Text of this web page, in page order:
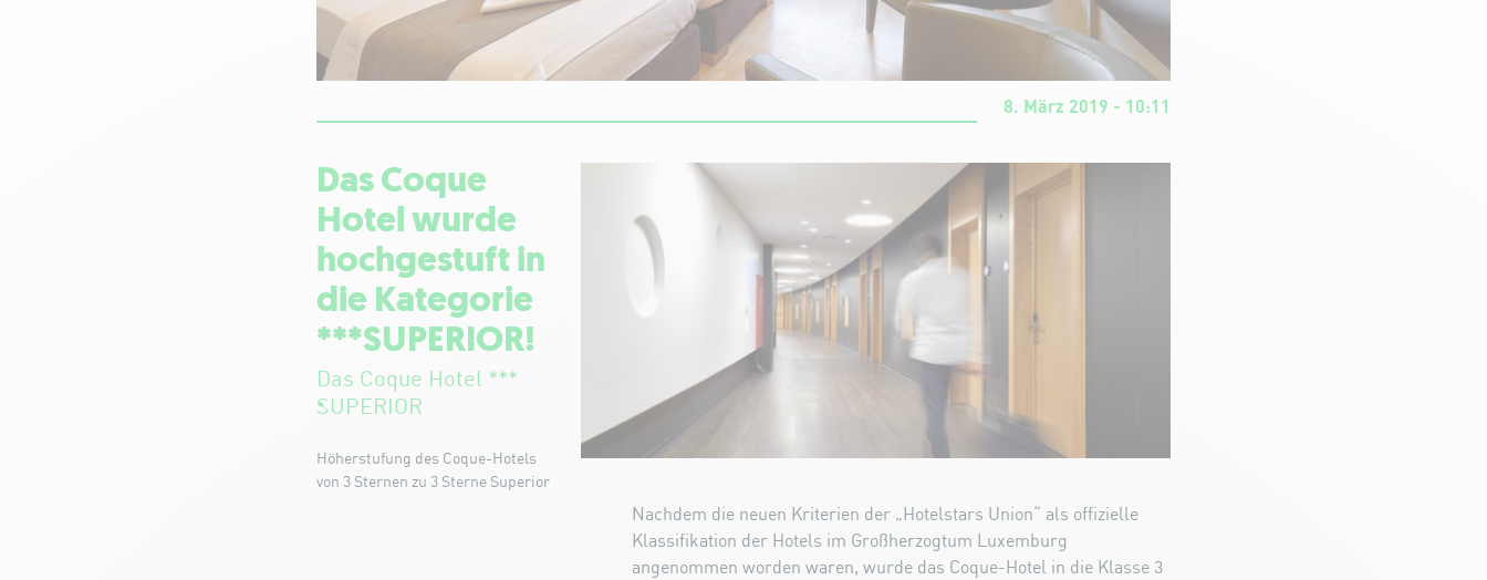
8. März 2019 - 10:11
Das Coque
Hotel wurde
hochgestuft in
die Kategorie
***SUPERIOR!
Das Coque Hotel ***
SUPERIOR
Höherstufung des Coque-Hotels
von 3 Sternen zu 3 Sterne Superior
Nachdem die neuen Kriterien der „Hotelstars Union“ als offizielle
Klassifikation der Hotels im Großherzogtum Luxemburg
angenommen worden waren, wurde das Coque-Hotel in die Klasse 3